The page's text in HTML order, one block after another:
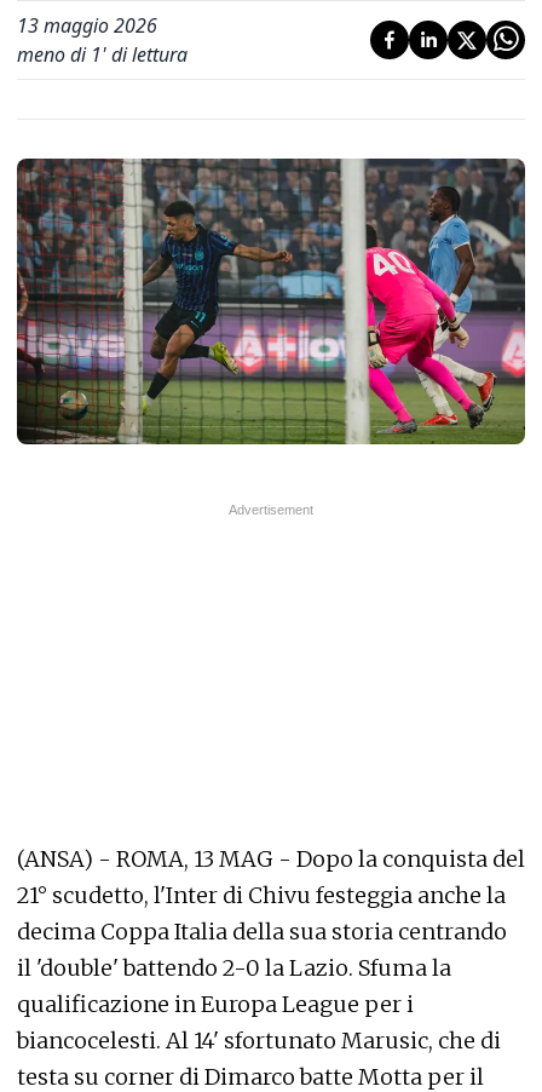
13 maggio 2026
meno di 1' di lettura
(ANSA) - ROMA, 13 MAG - Dopo la conquista del
21° scudetto, l'Inter di Chivu festeggia anche la
decima Coppa Italia della sua storia centrando
il 'double' battendo 2-0 la Lazio. Sfuma la
qualificazione in Europa League per i
biancocelesti. Al 14' sfortunato Marusic, che di
testa su corner di Dimarco batte Motta per il